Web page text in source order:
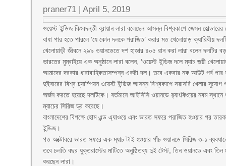
praner71 | April 5, 2019
ওয়েস্ট ইন্ডিজ কিংবদন্তী ব্রায়ান লারা বলেছেন আসন্ন বিশ্বকাপে জেসন
বাধা পার হতে পারলে ‘যে কোন দলকে পরাজিত’ করার মত খেলোয়াড় ক্যারিবীয়
খেলোয়াড়ী জীবনে ২৯৯ ওয়ানডেতে দশ হাজার ৪০৫ রান করা লারা বলেন দলটির বড়
ভারতের মুম্বাইয়ে এক অনুষ্ঠানে লারা বলেন, ‘ওয়েস্ট ইন্ডিজ দলে ম্যাচ জয়ী
আমাদের দরকার ধারাবাহিকতাসম্পন্ন একটা দল। তবে একবার নক আউট পর্ব পার
দুইবারের বিশ্ব চ্যাম্পিয়ন ওয়েস্ট ইন্ডিজ আসন্ন বিশ্বকাপে সরাসরি খেলার সুযোগ
অর্জন করতে হয়েছে দলটিকে। বর্তমানে আইসিসি ওয়ানডে র‌্যাংকিংয়ের নবম
ম্যাচের সিরিজ ড্র করেছে।
বাংলাদেশের বিপক্ষে হোম এন্ড এ্যাওয়ে এবং ভারত সফরে পরাজিত হওয়ার পর
ইন্ডিজ।
গত অক্টোবরে ভারত সফরে এক ম্যাচ টাই হওয়ার পাঁচ ওয়ানডে সিরিজ ৩-১
তবে চলতি বছর যুক্তরাস্টের মাটিতে অনুষ্ঠিতব্য দুই টেস্ট, তিন ওয়ানডে এবং
করছেন লারা।